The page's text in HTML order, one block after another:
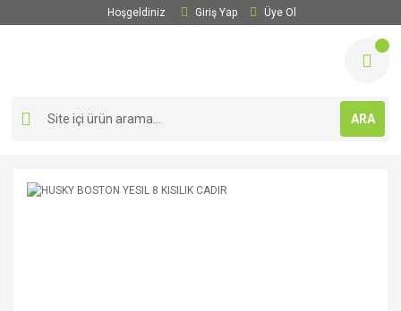
Hoşgeldiniz Giriş Yap Üye Ol
ARA